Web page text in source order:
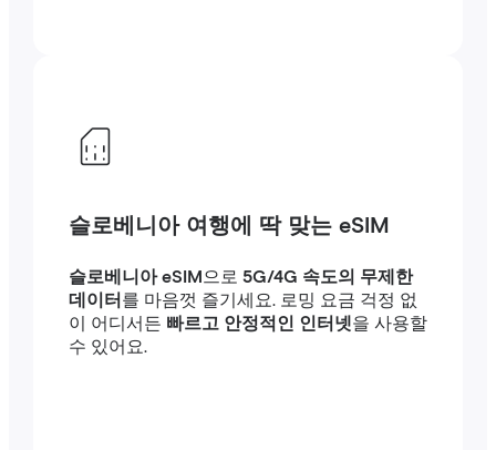
슬로베니아 여행에 딱 맞는 eSIM
슬로베니아 eSIM 으로 5G/4G 속도의 무제한
데이터 를 마음껏 즐기세요. 로밍 요금 걱정 없
이 어디서든 빠르고 안정적인 인터넷을 사용할
수 있어요.